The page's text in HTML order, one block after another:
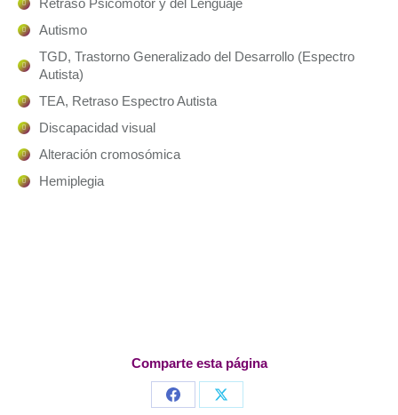
Retraso Psicomotor y del Lenguaje
Autismo
TGD, Trastorno Generalizado del Desarrollo (Espectro
Autista)
TEA, Retraso Espectro Autista
Discapacidad visual
Alteración cromosómica
Hemiplegia
Comparte esta página
Share
Share